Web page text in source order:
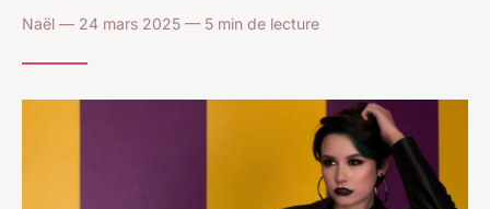
Naël — 24 mars 2025 — 5 min de lecture